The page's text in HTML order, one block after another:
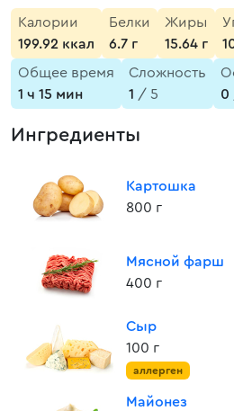
Калории
199.92 ккал
Белки
6.7 г
Жиры
15.64 г
Общее время
1 ч 15 мин
Сложность
1 / 5
0
Ингредиенты
Картошка
800 г
Мясной фарш
400 г
Сыр
100 г
аллерген
Майонез